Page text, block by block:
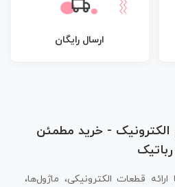
ارسال رایگان
الکترونیک - خرید مطمئن
قطعات الکترونیکی، ماژول‌ها،